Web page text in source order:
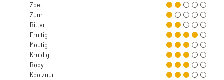
Zoet
Zuur
Bitter
Fruitig
Moutig
Kruidig
Body
Koolzuur